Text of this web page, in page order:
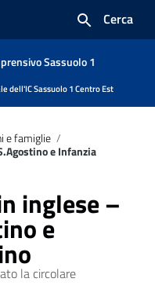
Cerca
Sassuolo 1
dell'IC Sassuolo 1 Centro Est
e famiglie /
e Infanzia
inglese –
e
la circolare